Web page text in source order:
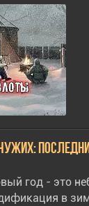
год - это
в